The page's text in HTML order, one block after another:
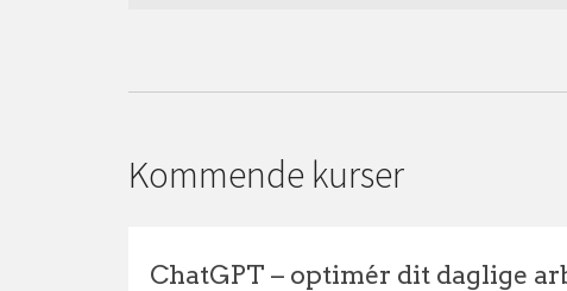
Kommende kurser
ChatGPT – optimér dit daglige